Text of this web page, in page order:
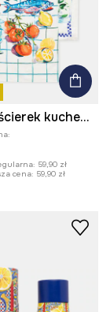
Zestaw ścierek kuchennych z lnem
59,90 zł
cena: 59,90 zł